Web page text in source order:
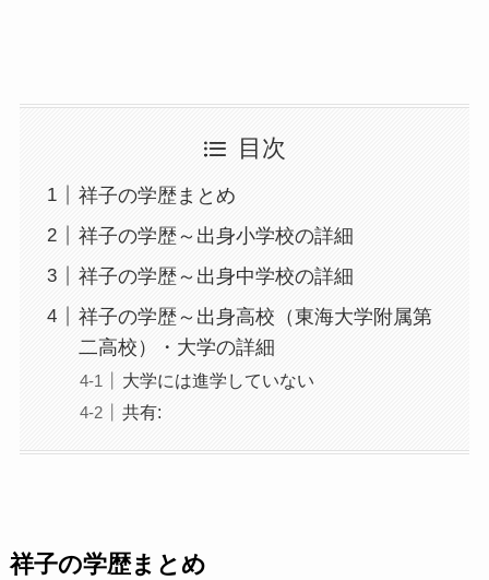
目次
祥子の学歴まとめ
祥子の学歴～出身小学校の詳細
祥子の学歴～出身中学校の詳細
祥子の学歴～出身高校（東海大学附属第
二高校）・大学の詳細
大学には進学していない
共有:
祥子の学歴まとめ